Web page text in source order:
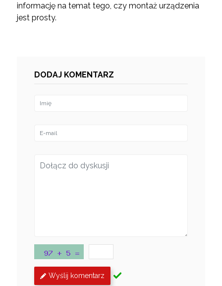
informację na temat tego, czy montaż urządzenia
jest prosty.
DODAJ KOMENTARZ
Wyślij komentarz